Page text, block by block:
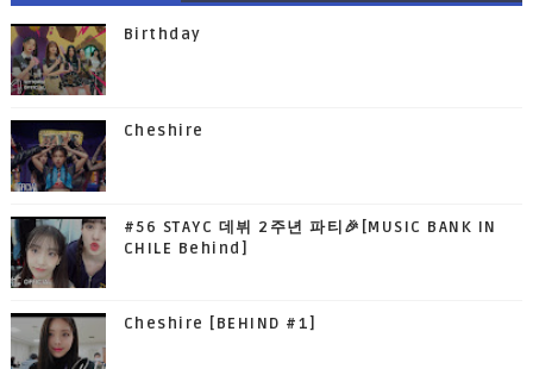
Birthday
Cheshire
#56 STAYC 데뷔 2주년 파티🎉[MUSIC BANK IN
CHILE Behind]
Cheshire [BEHIND #1]